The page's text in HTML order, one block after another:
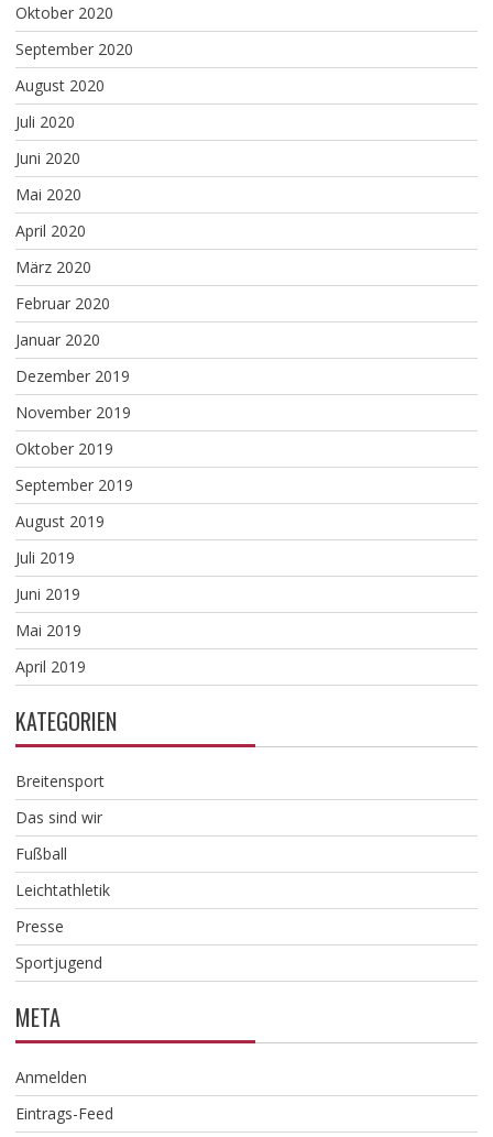
Oktober 2020
September 2020
August 2020
Juli 2020
Juni 2020
Mai 2020
April 2020
März 2020
Februar 2020
Januar 2020
Dezember 2019
November 2019
Oktober 2019
September 2019
August 2019
Juli 2019
Juni 2019
Mai 2019
April 2019
KATEGORIEN
Breitensport
Das sind wir
Fußball
Leichtathletik
Presse
Sportjugend
META
Anmelden
Eintrags-Feed